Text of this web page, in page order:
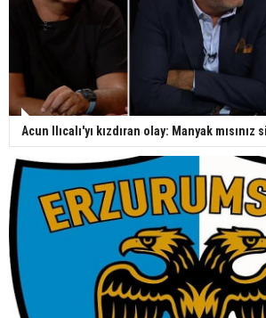
Acun Ilıcalı'yı kızdıran olay: Manyak mısınız